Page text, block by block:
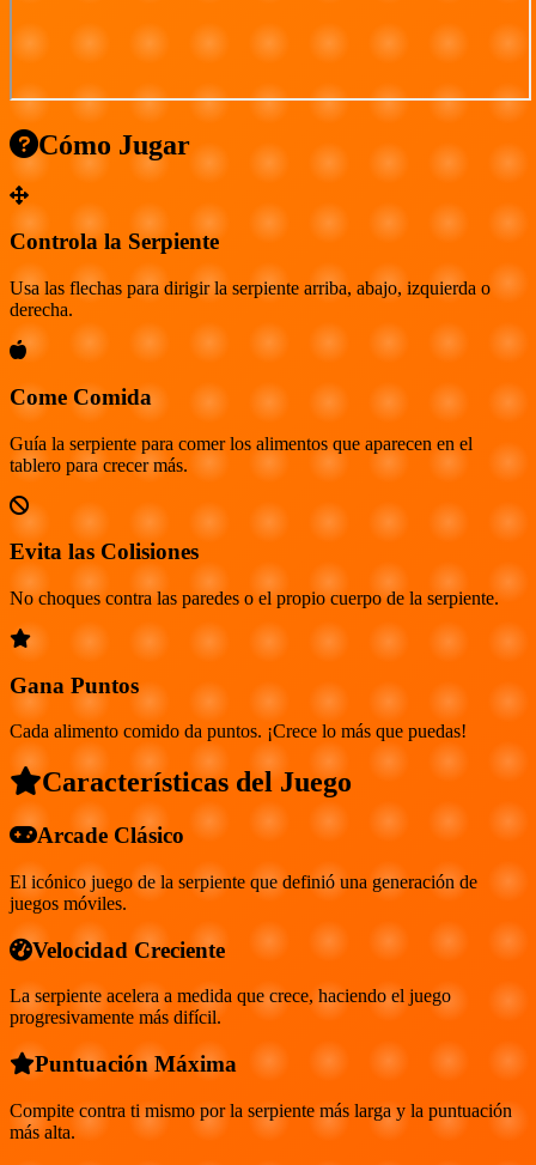
Cómo Jugar
Controla la Serpiente
Usa las flechas para dirigir la serpiente arriba, abajo, izquierda o
derecha.
Come Comida
Guía la serpiente para comer los alimentos que aparecen en el
tablero para crecer más.
Evita las Colisiones
No choques contra las paredes o el propio cuerpo de la serpiente.
Gana Puntos
Cada alimento comido da puntos. ¡Crece lo más que puedas!
Características del Juego
Arcade Clásico
El icónico juego de la serpiente que definió una generación de
juegos móviles.
Velocidad Creciente
La serpiente acelera a medida que crece, haciendo el juego
progresivamente más difícil.
Puntuación Máxima
Compite contra ti mismo por la serpiente más larga y la puntuación
más alta.